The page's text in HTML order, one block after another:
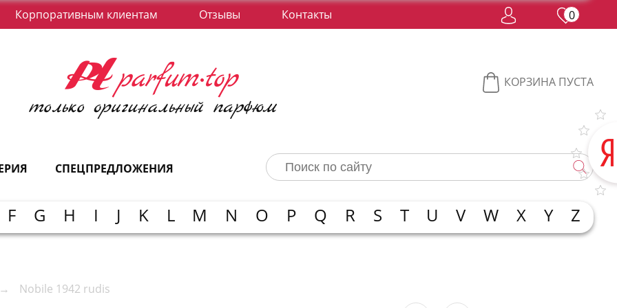
Корпоративным клиентам Отзывы Контакты 0
КОРЗИНА ПУСТА
СПЕЦПРЕДЛОЖЕНИЯ
F G H I J K L M N O P Q R S T U V W X Y Z
Nobile 1942 rudis